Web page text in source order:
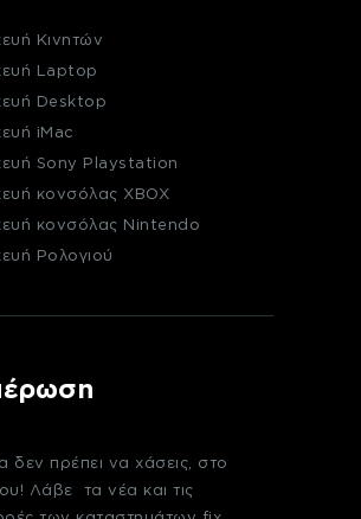
Κινητών
Laptop
Desktop
iMac
Sony Playstation
κονσόλας XBOX
κονσόλας Nintendo
Ρολογιού
δεν πρέπει να χάσεις, στο
Λάβε τα νέα και τις